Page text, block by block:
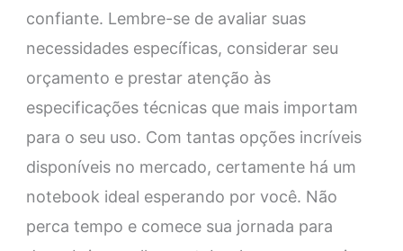
confiante. Lembre-se de avaliar suas
necessidades específicas, considerar seu
orçamento e prestar atenção às
especificações técnicas que mais importam
para o seu uso. Com tantas opções incríveis
disponíveis no mercado, certamente há um
notebook ideal esperando por você. Não
perca tempo e comece sua jornada para